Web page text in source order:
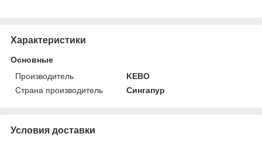
Характеристики
Основные
Производитель
KEBO
Страна производитель
Сингапур
Условия доставки